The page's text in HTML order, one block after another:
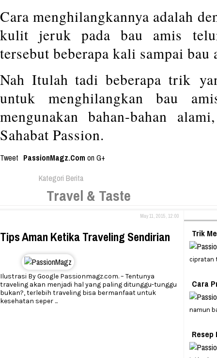
Cara menghilangkannya adalah
kulit jeruk pada bau amis
tersebut beberapa kali sampai bau
Nah Itulah tadi beberapa trik
untuk menghilangkan bau
mengunakan bahan-bahan
Sahabat Passion.
Tweet PassionMagz.Com on G+
Kategori Berita
Travel & Taste
May 11, 2015, 12:00
Tips Aman Ketika Traveling Sendirian
Ilustrasi By Google Passionmagz.com. – Tentunya
traveling akan menjadi hal yang paling ditunggu-tunggu
bukan?, terlebih traveling bisa bermanfaat untuk
kesehatan seper ...
Trik
cipratan
Cara
namun
Resep